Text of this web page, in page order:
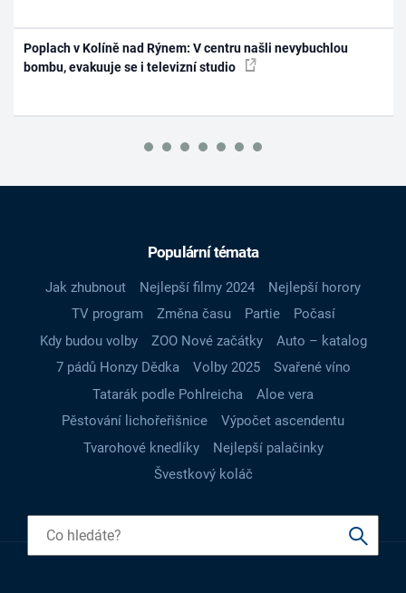
Poplach v Kolíně nad Rýnem: V centru našli nevybuchlou
bombu, evakuuje se i televizní studio
Populární témata
Jak zhubnout Nejlepší filmy 2024
Nejlepší horory
TV program
Změna času Partie
Počasí
Kdy budou volby
ZOO Nové začátky
Auto – katalog
7 pádů Honzy Dědka
Volby 2025
Svařené víno
Tatarák podle Pohlreicha
Aloe vera
Pěstování lichořeřišnice
Výpočet ascendentu
Tvarohové knedlíky
Nejlepší palačinky
Švestkový koláč